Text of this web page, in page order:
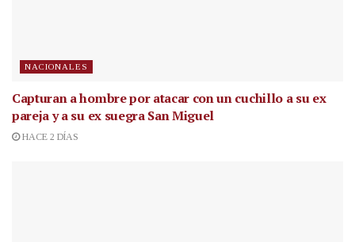
NACIONALES
Capturan a hombre por atacar con un cuchillo a su ex
pareja y a su ex suegra San Miguel
HACE 2 DÍAS